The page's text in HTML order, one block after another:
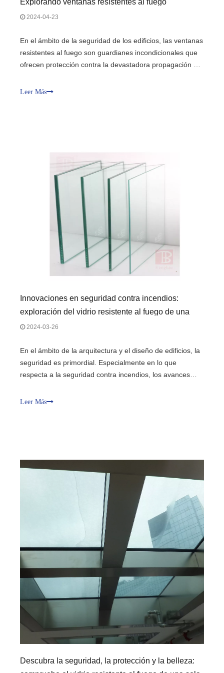
Explorando ventanas resistentes al fuego
2024-04-23
En el ámbito de la seguridad de los edificios, las ventanas
resistentes al fuego son guardianes incondicionales que
ofrecen protección contra la devastadora propagación de
ventanas y puertas comerciales resistentes al fuego, son
Leer Más
Innovaciones en seguridad contra incendios:
exploración del vidrio resistente al fuego de una
sola capa y del vidrio resistente al fuego FPOS
2024-03-26
En el ámbito de la arquitectura y el diseño de edificios, la
seguridad es primordial. Especialmente en lo que
respecta a la seguridad contra incendios, los avances
materiales y tecnologías innovadores. Entre estos
Leer Más
Descubra la seguridad, la protección y la belleza: